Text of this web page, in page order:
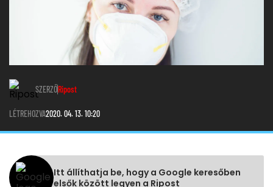
SZERZŐRipost
LÉTREHOZVA2020. 04. 13. 10:20
Itt állíthatja be, hogy a Google keresőben
elsők között legyen a Ripost